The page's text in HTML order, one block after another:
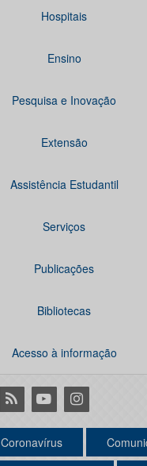
Hospitais
Ensino
Pesquisa e Inovação
Extensão
Assistência Estudantil
Serviços
Publicações
Bibliotecas
Acesso à informação
RSS YoutubeInstagram
Coronavírus